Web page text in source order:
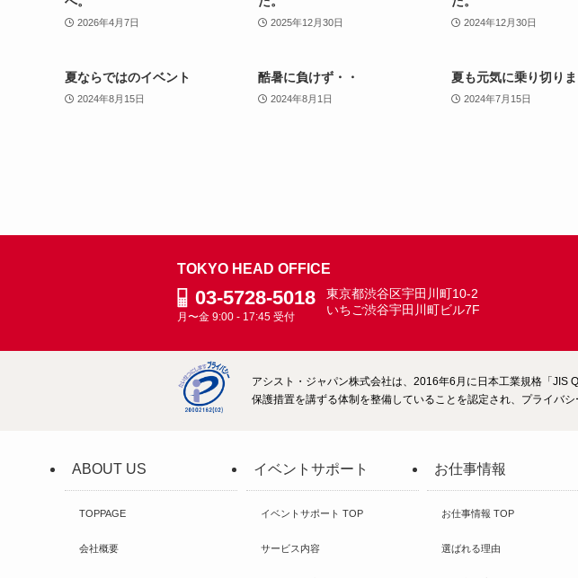
2026年4月7日 2025年12月30日 2024年12月30日
夏ならではのイベント
2024年8月15日
酷暑に負けず・・
2024年8月1日
夏も元気に乗り切り
2024年7月15日
TOKYO HEAD OFFICE
03-5728-5018
月〜金 9:00 - 17:45 受付
東京都渋谷区宇田川町10-2
いちご渋谷宇田川町ビル7F
アシスト・ジャパン株式会社は、2016年6月に日本工業規格「
保護措置を講ずる体制を整備していることを認定され、プライバ
ABOUT US
TOPPAGE
会社概要
イベントサポート
イベントサポート TOP
サービス内容
お仕事情報
お仕事情報 TOP
選ばれる理由